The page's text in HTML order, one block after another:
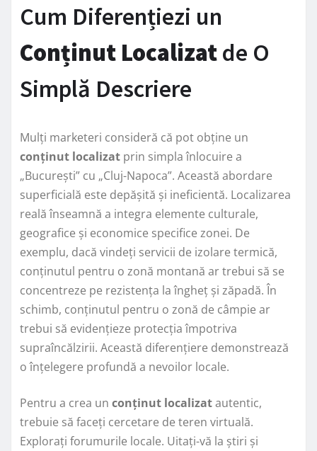
Cum Diferențiezi un
Conținut Localizatde O
Simplă Descriere
Mulți marketeri consideră că pot obține un
conținut localizat prin simpla înlocuire a
„București” cu „Cluj-Napoca”. Această abordare
superficială este depășită și ineficientă. Localizarea
reală înseamnă a integra elemente culturale,
geografice și economice specifice zonei. De
exemplu, dacă vindeți servicii de izolare termică,
conținutul pentru o zonă montană ar trebui să se
concentreze pe rezistența la îngheț și zăpadă. În
schimb, conținutul pentru o zonă de câmpie ar
trebui să evidențieze protecția împotriva
supraîncălzirii. Această diferențiere demonstrează
o înțelegere profundă a nevoilor locale.
Pentru a crea un conținut localizatautentic,
trebuie să faceți cercetare de teren virtuală.
Explorați forumurile locale. Uitați-vă la știri și